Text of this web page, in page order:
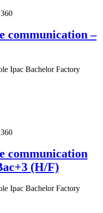
communication –
Ipac Bachelor Factory
communication
(H/F)
Ipac Bachelor Factory